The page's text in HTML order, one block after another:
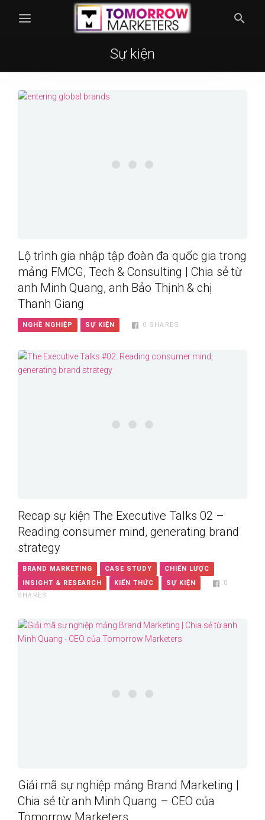
Sự kiện
Lộ trình gia nhập tập đoàn đa quốc gia trong
mảng FMCG, Tech & Consulting | Chia sẻ từ
anh Minh Quang, anh Bảo Thịnh & chị
Thanh Giang
NGHỀ NGHIỆP SỰ KIỆN 0 SHARES
Recap sự kiện The Executive Talks 02 –
Reading consumer mind, generating brand
strategy
BRAND MARKETING CASE STUDY
CHIẾN LƯỢC
INSIGHT & RESEARCH
KIẾN THỨC SỰ KIỆN
0
SHARES
Giải mã sự nghiệp mảng Brand Marketing |
Chia sẻ từ anh Minh Quang – CEO của
Tomorrow Marketers